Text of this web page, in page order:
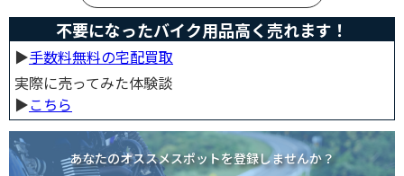
不要になったバイク用品高く売れます！
▶︎手数料無料の宅配買取
実際に売ってみた体験談
▶︎こちら
あなたのオススメスポットを登録しませんか？